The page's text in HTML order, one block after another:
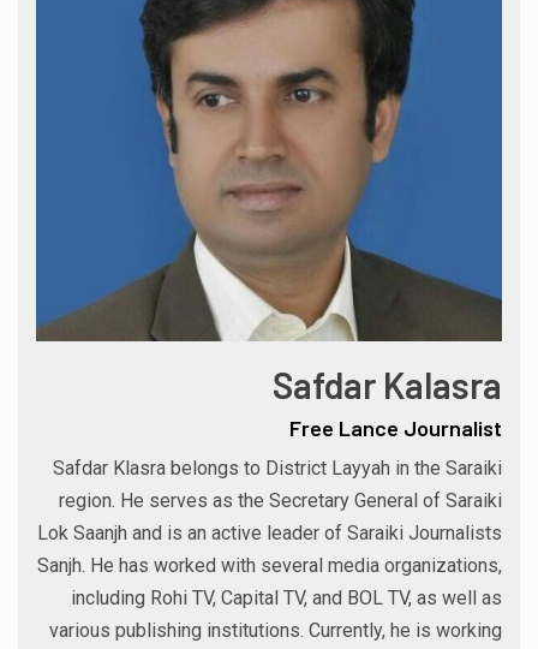
Safdar Kalasra
Free Lance Journalist
Safdar Klasra belongs to District Layyah in the Saraiki
region. He serves as the Secretary General of Saraiki
Lok Saanjh and is an active leader of Saraiki Journalists
Sanjh. He has worked with several media organizations,
including Rohi TV, Capital TV, and BOL TV, as well as
various publishing institutions. Currently, he is working